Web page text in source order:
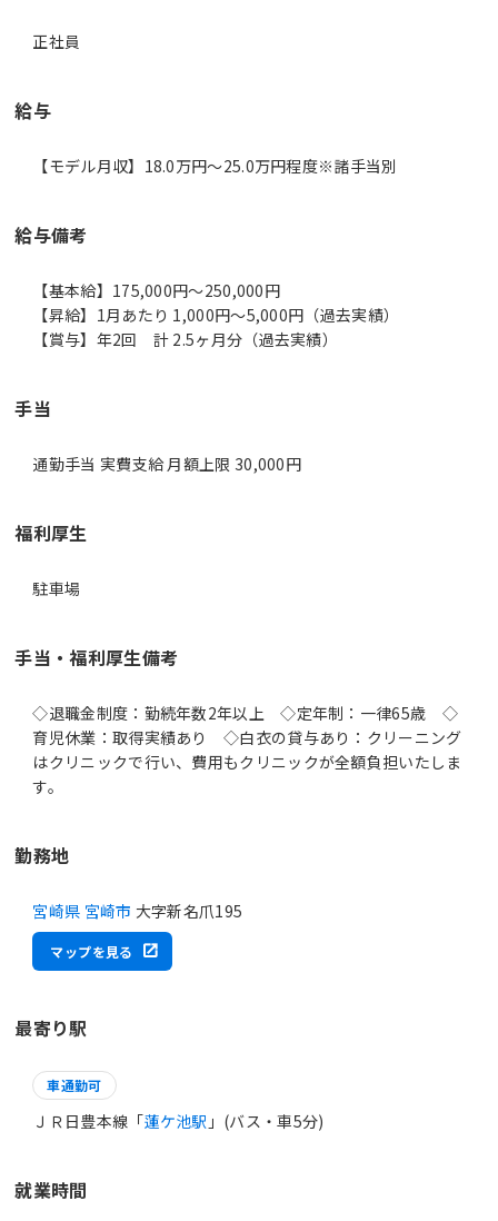
正社員
給与
【モデル月収】18.0万円〜25.0万円程度※諸手当別
給与備考
【基本給】175,000円～250,000円
【昇給】1月あたり 1,000円～5,000円（過去実績）
【賞与】年2回 計 2.5ヶ月分（過去実績）
手当
通勤手当 実費支給 月額上限 30,000円
福利厚生
駐車場
手当・福利厚生備考
◇退職金制度：勤続年数2年以上 ◇定年制：一律65歳 ◇
育児休業：取得実績あり ◇白衣の貸与あり：クリーニング
はクリニックで行い、費用もクリニックが全額負担いたしま
す。
勤務地
宮崎県 宮崎市 大字新名爪195
マップを見る
最寄り駅
車通勤可
ＪＲ日豊本線「蓮ケ池駅 」(バス・車5分)
就業時間